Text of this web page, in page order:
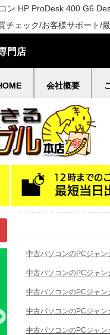
ン HP ProDesk 400 G6
ェック/お客様サポート/
門店
会社概要
中古パソコンのPCジャン
中古パソコンのPCジャン
中古パソコンのPCジャン
中古パソコンのPCジャン
中古パソコンのPCジャン